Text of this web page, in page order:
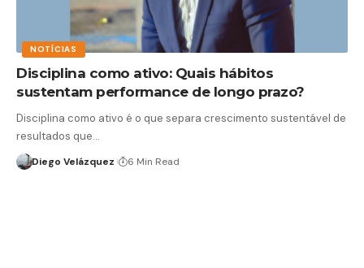
NOTÍCIAS
Disciplina como ativo: Quais hábitos
sustentam performance de longo prazo?
Disciplina como ativo é o que separa crescimento sustentável de
resultados que…
Diego Velázquez 6 Min Read